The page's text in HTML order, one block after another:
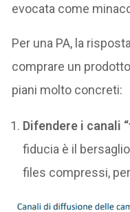
evocata come
Per una PA, la
comprare un
piani molto concreti:
Difendere i canali
fiducia è il
files compressi,